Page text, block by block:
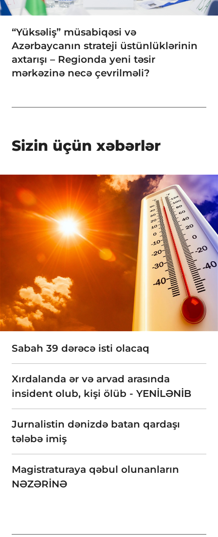
“Yüksəliş” müsabiqəsi və
Azərbaycanın strateji üstünlüklərinin
axtarışı – Regionda yeni təsir
mərkəzinə necə çevrilməli?
Sizin üçün xəbərlər
Sabah 39 dərəcə isti olacaq
Xırdalanda ər və arvad arasında
insident olub, kişi ölüb - YENİLƏNİB
Jurnalistin dənizdə batan qardaşı
tələbə imiş
Magistraturaya qəbul olunanların
NƏZƏRİNƏ